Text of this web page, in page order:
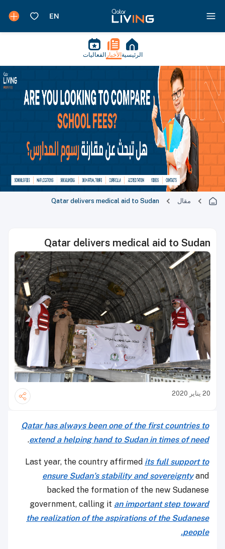
الرئيسية الأخبار الفعاليات
مقال Qatar delivers medical aid to Sudan
Qatar delivers medical aid to Sudan
20 يناير 2020
Qatar has always been one of the first countries to
extend a helping hand to Sudan in times of need
.
Last year, the country affirmed its full support to
ensure Sudan’s stability and sovereigntyand
backed the formation of the new Sudanese
government, calling it an important step toward
the realization of the aspirations of the Sudanese
people.